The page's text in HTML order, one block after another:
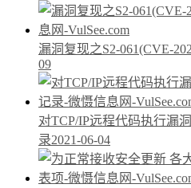
漏洞复现之S2-061(CVE-
09
对TCP/IP远程代码执行漏
录2021-06-04